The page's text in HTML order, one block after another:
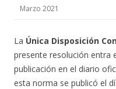
Marzo 2021
La Única Disposición
presente resolución entra
publicación en el diario
esta norma se publicó el